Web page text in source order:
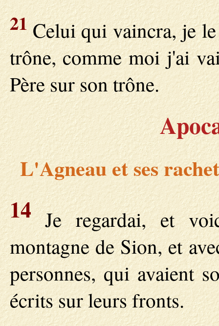
21Celui qui vaincra, je
trône, comme moi j'ai
Père sur son trône.
L'Agneau et ses
14Je regardai, et
montagne de Sion, et
personnes, qui avaient
écrits sur leurs fronts.